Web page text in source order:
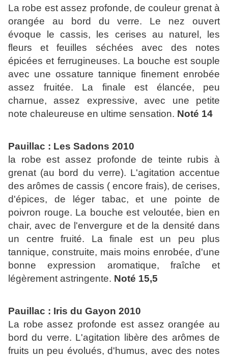
La robe est assez profonde, de couleur grenat à
orangée au bord du verre. Le nez ouvert
évoque le cassis, les cerises au naturel, les
fleurs et feuilles séchées avec des notes
épicées et ferrugineuses. La bouche est souple
avec une ossature tannique finement enrobée
assez fruitée. La finale est élancée, peu
charnue, assez expressive, avec une petite
note chaleureuse en ultime sensation. Noté 14
Pauillac : Les Sadons 2010
la robe est assez profonde de teinte rubis à
grenat (au bord du verre). L'agitation accentue
des arômes de cassis ( encore frais), de cerises,
d'épices, de léger tabac, et une pointe de
poivron rouge. La bouche est veloutée, bien en
chair, avec de l'envergure et de la densité dans
un centre fruité. La finale est un peu plus
tannique, construite, mais moins enrobée, d'une
bonne expression aromatique, fraîche et
légèrement astringente. Noté 15,5
Pauillac : Iris du Gayon 2010
La robe assez profonde est assez orangée au
bord du verre. L'agitation libère des arômes de
fruits un peu évolués, d'humus, avec des notes